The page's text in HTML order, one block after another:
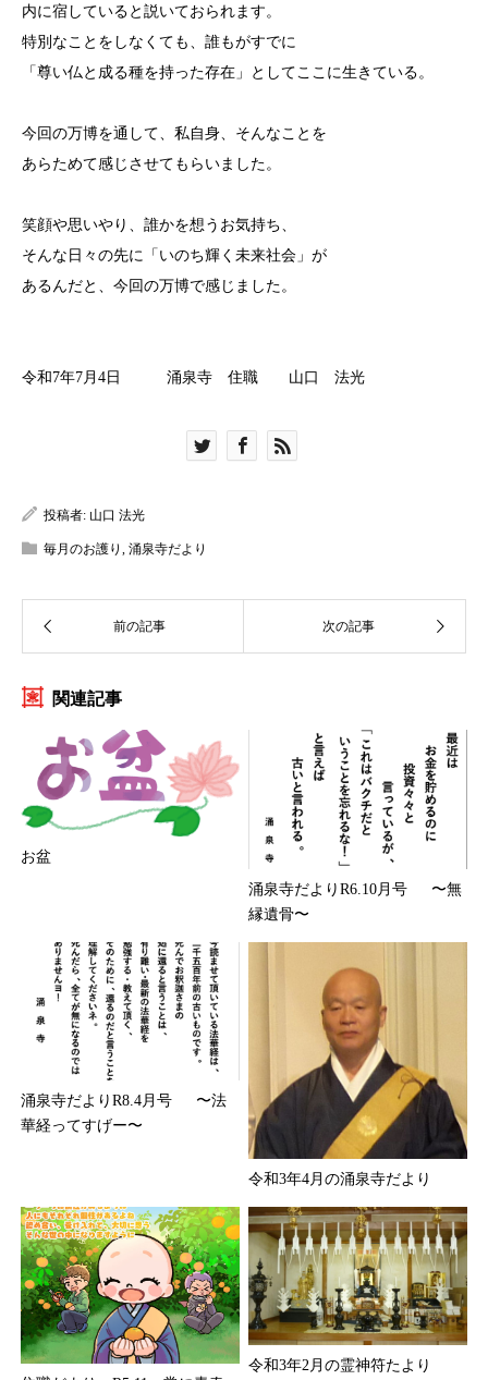
内に宿していると説いておられます。
特別なことをしなくても、誰もがすでに
「尊い仏と成る種を持った存在」としてここに生きている。
今回の万博を通して、私自身、そんなことを
あらためて感じさせてもらいました。
笑顔や思いやり、誰かを想うお気持ち、
そんな日々の先に「いのち輝く未来社会」が
あるんだと、今回の万博で感じました。
令和7年7月4日 涌泉寺 住職 山口 法光
投稿者: 山口 法光
毎月のお護り , 涌泉寺だより
関連記事
お盆
涌泉寺だよりR6.10月号 〜無
縁遺骨〜
涌泉寺だよりR8.4月号 〜法
華経ってすげー〜
令和3年4月の涌泉寺だより
令和3年2月の霊神符たより